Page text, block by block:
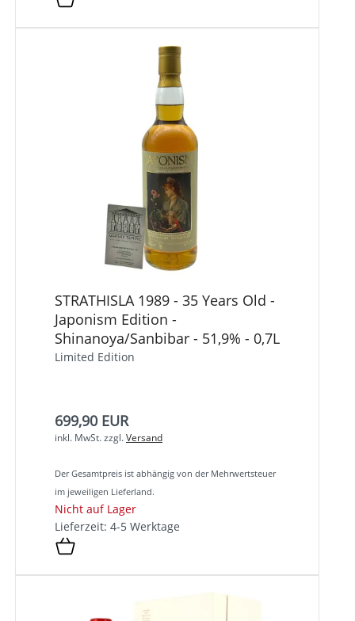
STRATHISLA 1989 - 35 Years Old -
Japonism Edition -
Shinanoya/Sanbibar - 51,9% - 0,7L
Limited Edition
699,90 EUR
inkl. MwSt.zzgl.Versand
Der Gesamtpreis ist abhängig von der Mehrwertsteuer
im jeweiligen Lieferland.
Nicht auf Lager
Lieferzeit: 4-5 Werktage